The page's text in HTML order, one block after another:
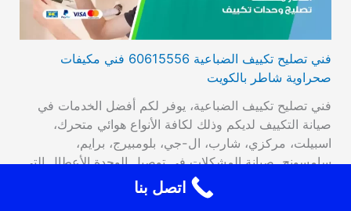
فني تصليح تكييف الضباعية 60615556 فني مكيفات
صحراوية شاطر بالكويت
فني تصليح تكييف الضباعية، يوفر لكم أفضل الخدمات في
صيانة التكييف لديكم وذلك لكافة الأنواع هوائي متحرك،
اسبيلت، مركزي، شارب، ال-جي، بلومبيرج، برايم،
سامسونج. صيانة المشكلات في توصيل الوحدة الأعطال التي
تصيب الترموستات، تراكم الجليد، وأيضا تبديل القطع القديمة
بقطع جديدة عالية الأداء والجودة، فحص مستوى الغاز من
اتصل بنا